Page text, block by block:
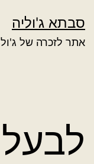
לתוכן
סבתא ג'וליה
אתר לזכרה של